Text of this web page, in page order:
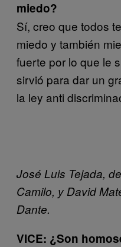
miedo?
Sí, creo que todos
miedo y también
fuerte por lo que le
sirvió para dar un
la ley anti
José Luis Tejada,
Camilo, y David
Dante.
VICE: ¿Son